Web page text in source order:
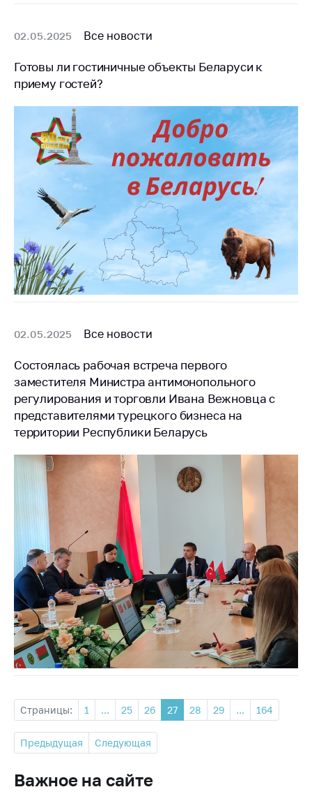
02.05.2025 Все новости
Готовы ли гостиничные объекты Беларуси к
приему гостей?
02.05.2025 Все новости
Состоялась рабочая встреча первого
заместителя Министра антимонопольного
регулирования и торговли Ивана Вежновца с
представителями турецкого бизнеса на
территории Республики Беларусь
Страницы: 1 ... 25 26 27 28 29 ... 164
Предыдущая Следующая
Важное на сайте